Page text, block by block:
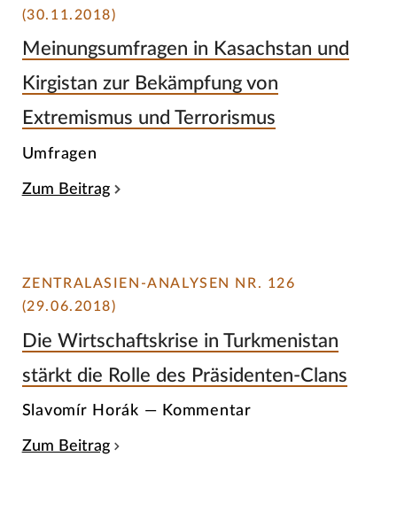
(30.11.2018)
Meinungsumfragen in Kasachstan und
Kirgistan zur Bekämpfung von
Extremismus und Terrorismus
Umfragen
Zum Beitrag
ZENTRALASIEN-ANALYSEN NR. 126
(29.06.2018)
Die Wirtschaftskrise in Turkmenistan
stärkt die Rolle des Präsidenten-Clans
Slavomír Horák — Kommentar
Zum Beitrag